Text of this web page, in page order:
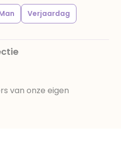
Verjaardag
van onze eigen